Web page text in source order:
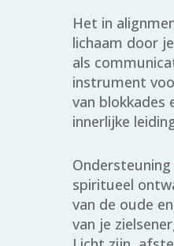
Het in
lichaam door
als
instrument
van blokkades
innerlijke
spiritueel
van de oude
van je